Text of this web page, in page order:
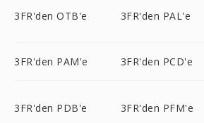
3FR'den OTB'e 3FR'den PAL'e
3FR'den PAM'e 3FR'den PCD'e
3FR'den PDB'e 3FR'den PFM'e